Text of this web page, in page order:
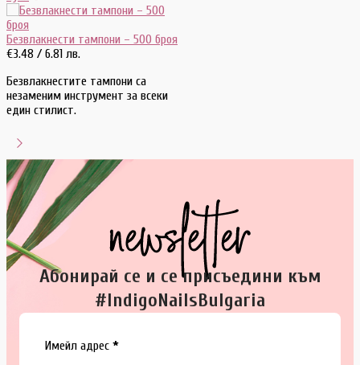
Безвлакнести тампони – 500 броя
€3.48 / 6.81 лв.
Безвлакнестите тампони са
незаменим инструмент за всеки
един стилист.
Абонирай се и се присъедини към
#IndigoNailsBulgaria
Section
Имейл адрес *